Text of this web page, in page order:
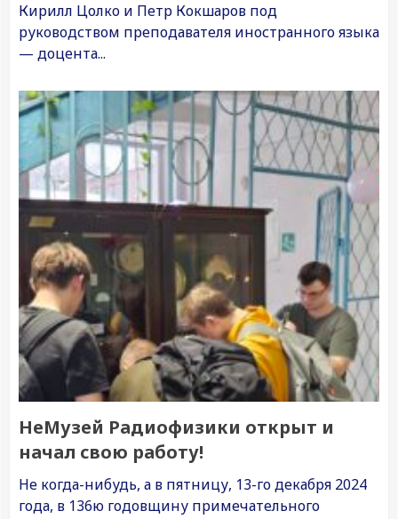
Кирилл Цолко и Петр Кокшаров под
руководством преподавателя иностранного языка
— доцента...
НеМузей Радиофизики открыт и
начал свою работу!
Не когда-нибудь, а в пятницу, 13-го декабря 2024
года, в 136ю годовщину примечательного